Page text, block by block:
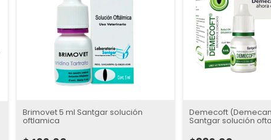
Brimovet 5 ml Santgar solución
oftlamica
Demecoft
Santgar solución